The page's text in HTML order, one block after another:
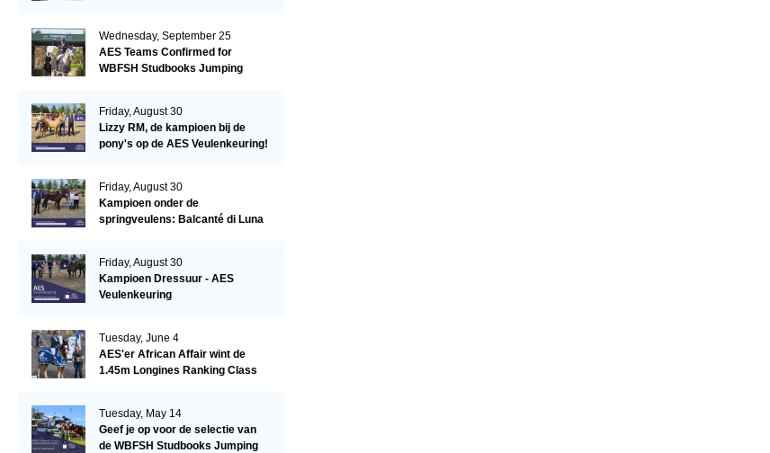
Wednesday, September 25
AES Teams Confirmed for
WBFSH Studbooks Jumping
Friday, August 30
Lizzy RM, de kampioen bij de
pony's op de AES Veulenkeuring!
Friday, August 30
Kampioen onder de
springveulens: Balcanté di Luna
Friday, August 30
Kampioen Dressuur - AES
Veulenkeuring
Tuesday, June 4
AES'er African Affair wint de
1.45m Longines Ranking Class
Tuesday, May 14
Geef je op voor de selectie van
de WBFSH Studbooks Jumping